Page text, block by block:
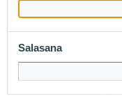
Salasana